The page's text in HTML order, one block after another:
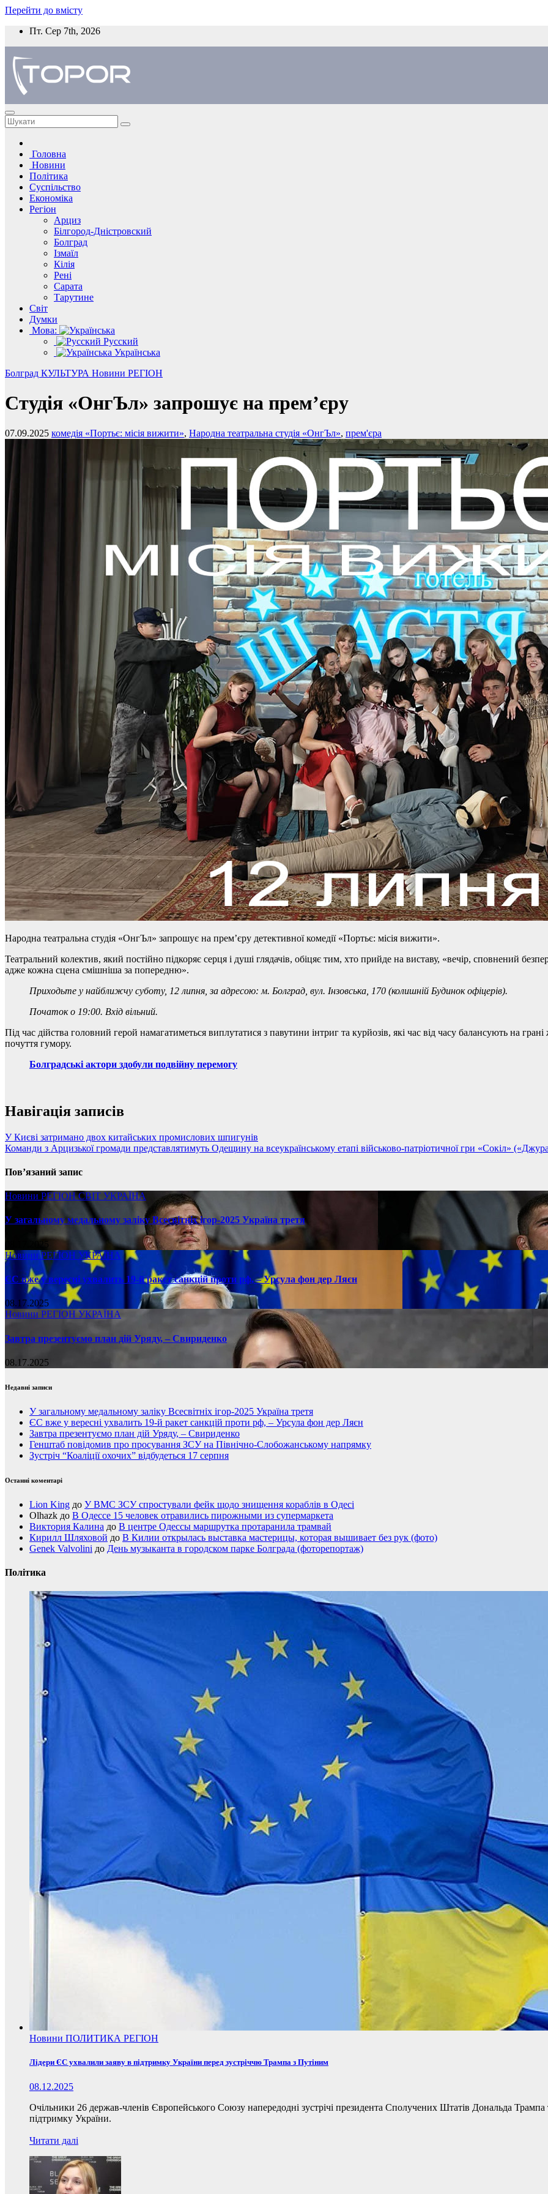
Перейти до вмісту
Пт. Сер 7th, 2026
Головна
Новини
Політика
Суспільство
Економіка
Регіон
Арциз
Білгород-Дністровский
Болград
Ізмаїл
Кілія
Рені
Сарата
Тарутине
Світ
Думки
Мова:
Русский
Українська
Болград КУЛЬТУРА Новини РЕГІОН
Студія «ОнгЪл» запрошує на прем’єру
07.09.2025 комедія «Портьє: місія вижити», Народна театральна студія «ОнгЪл», прем'єра
Народна театральна студія «ОнгЪл» запрошує на прем’єру детективної комедії «Портьє: місія вижити».
Театральний колектив, який постійно підкоряє серця і душі глядачів, обіцяє тим, хто прийде на виставу, «вечір, сповнений
адже кожна сцена смішніша за попередню».
Приходьте у найближчу суботу, 12 липня, за адресою: м. Болград, вул. Інзовська, 170 (колишній Будинок офіцерів).
Початок о 19:00. Вхід вільний.
Під час дійства головний герой намагатиметься виплутатися з павутини інтриг та курйозів, які час від часу балансують на
почуття гумору.
Болградські актори здобули подвійну перемогу
Навігація записів
У Києві затримано двох китайських промислових шпигунів
Команди з Арцизької громади представлятимуть Одещину на всеукраїнському етапі військово-патріотичної гри «Сокіл»
Пов’язаний запис
Новини РЕГІОНСВІТ УКРАЇНА
У загальному медальному заліку Всесвітніх ігор-2025 Україна третя
08.17.2025
НовиниРЕГІОН УКРАЇНА
ЄС вже у вересні ухвалить 19-й ракет санкцій проти рф, – Урсула фон дер Ляєн
08.17.2025
Новини РЕГІОН УКРАЇНА
Завтра презентуємо план дій Уряду, – Свириденко
08.17.2025
Недавні записи
У загальному медальному заліку Всесвітніх ігор-2025 Україна третя
ЄС вже у вересні ухвалить 19-й ракет санкцій проти рф, – Урсула фон дер Ляєн
Завтра презентуємо план дій Уряду, – Свириденко
Генштаб повідомив про просування ЗСУ на Північно-Слобожанському напрямку
Зустріч “Коаліції охочих” відбудеться 17 серпня
Останні коментарі
Lion King до У ВМС ЗСУ спростували фейк щодо знищення кораблів в Одесі
Olhazk до В Одессе 15 человек отравились пирожными из супермаркета
Виктория Калина до В центре Одессы маршрутка протаранила трамвай
Кирилл Шляховой до В Килии открылась выставка мастерицы, которая вышивает без рук (фото)
Genek Valvolini до День музыканта в городском парке Болграда (фоторепортаж)
Політика
Новини ПОЛИТИКА РЕГІОН
Лідери ЄС ухвалили заяву в підтримку України перед зустріччю Трампа з Путіним
08.12.2025
Очільники 26 держав-членів Європейського Союзу напередодні зустрічі президента Сполучених Штатів Дональда Трампа
підтримку України.
Читати далі